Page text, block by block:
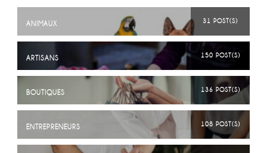
ANIMAUX 31 POST(S)
ARTISANS 150 POST(S)
BOUTIQUES 136 POST(S)
ENTREPRENEURS 108 POST(S)